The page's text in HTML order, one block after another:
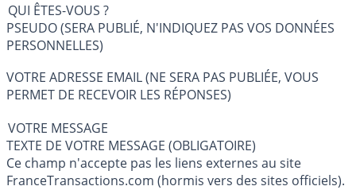
QUI ÊTES-VOUS ?
PSEUDO (SERA PUBLIÉ, N'INDIQUEZ PAS VOS DONNÉES
PERSONNELLES)
VOTRE ADRESSE EMAIL (NE SERA PAS PUBLIÉE, VOUS
PERMET DE RECEVOIR LES RÉPONSES)
VOTRE MESSAGE
TEXTE DE VOTRE MESSAGE (OBLIGATOIRE)
Ce champ n'accepte pas les liens externes au site
FranceTransactions.com (hormis vers des sites officiels).